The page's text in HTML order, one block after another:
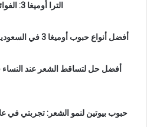
الترا أوميغا 3: الفوائد، الجرعة، وتجارب المستخدمين
أفضل أنواع حبوب أوميغا 3 في السعودية وأسعارها وتجارب المستخدمين
حبوب بيوتين لنمو الشعر: تجربتي في